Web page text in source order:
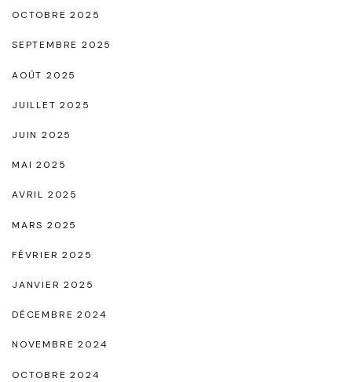
e
a
m
"
OCTOBRE 2025
SEPTEMBRE 2025
AOÛT 2025
JUILLET 2025
JUIN 2025
MAI 2025
AVRIL 2025
MARS 2025
FÉVRIER 2025
JANVIER 2025
DÉCEMBRE 2024
NOVEMBRE 2024
OCTOBRE 2024